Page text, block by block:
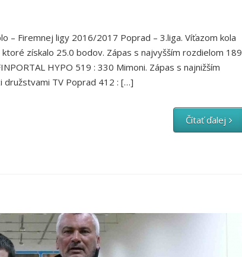
– Firemnej ligy 2016/2017 Poprad – 3.liga. Víťazom kola
získalo 25.0 bodov. Zápas s najvyšším rozdielom 189
HYPO 519 : 330 Mimoni. Zápas s najnižším
TV Poprad 412 : […]
Čítať ďalej